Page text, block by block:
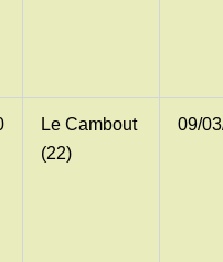
Le Cambout
(22)
09/